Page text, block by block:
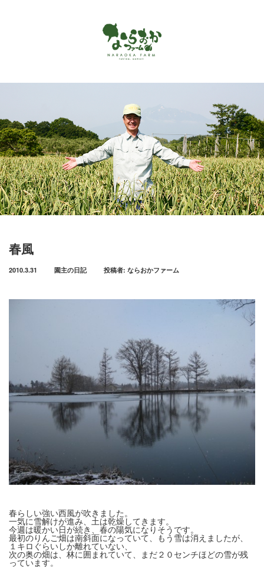
春風
2010.3.31 園主の日記 投稿者: ならおかファーム
春らしい強い西風が吹きました。
一気に雪解けが進み、土は乾燥してきます。
今週は暖かい日が続き、春の陽気になりそうです。
最初のりんご畑は南斜面になっていて、もう雪は消えましたが、
１キロぐらいしか離れていない、
次の奥の畑は、林に囲まれていて、まだ２０センチほどの雪が残
っています。
ホーム
ならおかファームで作っているもの
お客様の声
商品カタログ
オンラインショップ
お問い合わせ
アクセス